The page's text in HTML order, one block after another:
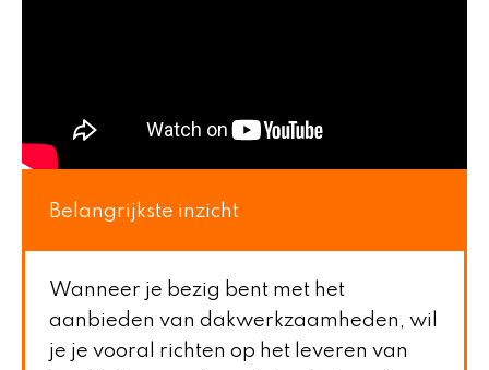
Belangrijkste inzicht
Wanneer je bezig bent met het
aanbieden van dakwerkzaamheden, wil
je je vooral richten op het leveren van